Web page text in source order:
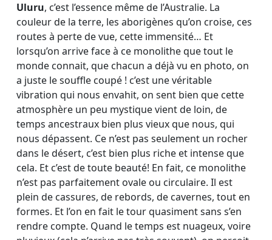
Uluru, c’est l’essence même de l’Australie. La
couleur de la terre, les aborigènes qu’on croise, ces
routes à perte de vue, cette immensité… Et
lorsqu’on arrive face à ce monolithe que tout le
monde connait, que chacun a déjà vu en photo, on
a juste le souffle coupé ! c’est une véritable
vibration qui nous envahit, on sent bien que cette
atmosphère un peu mystique vient de loin, de
temps ancestraux bien plus vieux que nous, qui
nous dépassent. Ce n’est pas seulement un rocher
dans le désert, c’est bien plus riche et intense que
cela. Et c’est de toute beauté! En fait, ce monolithe
n’est pas parfaitement ovale ou circulaire. Il est
plein de cassures, de rebords, de cavernes, tout en
formes. Et l’on en fait le tour quasiment sans s’en
rendre compte. Quand le temps est nuageux, voire